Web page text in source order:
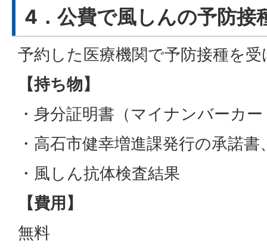
4．公費で風しんの予防接
予約した医療機関で予防接種を
【持ち物】
・身分証明書（マイナンバーカ
・高石市健幸増進課発行の承諾
・風しん抗体検査結果
【費用】
無料